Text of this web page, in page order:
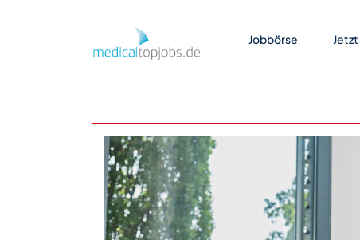
Jobbörse